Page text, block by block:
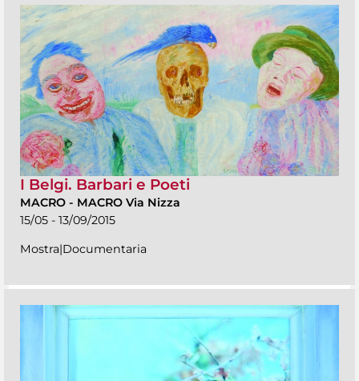
I Belgi. Barbari e Poeti
MACRO - MACRO Via Nizza
15/05 - 13/09/2015
Mostra|Documentaria